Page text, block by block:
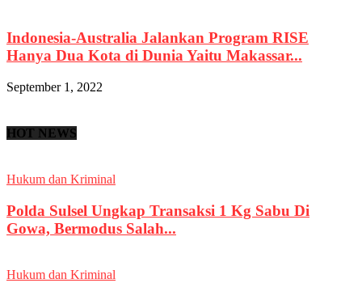
Indonesia-Australia Jalankan Program RISE
Hanya Dua Kota di Dunia Yaitu Makassar...
September 1, 2022
HOT NEWS
Hukum dan Kriminal
Polda Sulsel Ungkap Transaksi 1 Kg Sabu Di
Gowa, Bermodus Salah...
Hukum dan Kriminal